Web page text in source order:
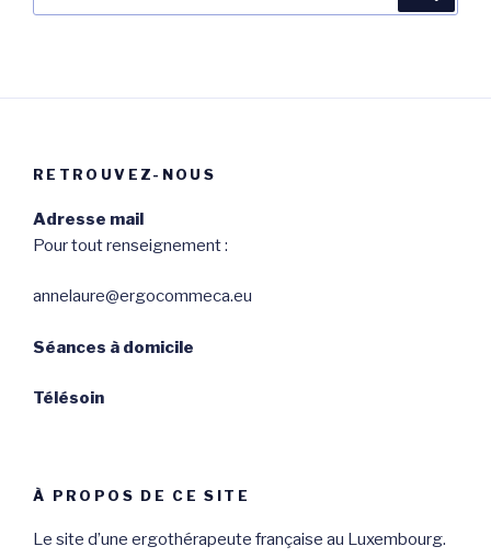
RETROUVEZ-NOUS
Adresse mail
Pour tout renseignement :
annelaure@ergocommeca.eu
Séances à domicile
Télésoin
À PROPOS DE CE SITE
Le site d’une ergothérapeute française au Luxembourg.